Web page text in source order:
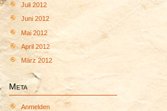
Juli 2012
Juni 2012
Mai 2012
April 2012
März 2012
Meta
Anmelden